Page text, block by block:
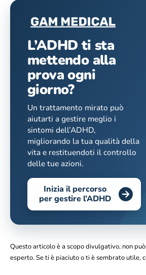
L’ADHD ti sta
mettendo alla
prova ogni
giorno?
Un trattamento mirato può
aiutarti a gestire meglio i
sintomi dell’ADHD,
migliorando la tua qualità della
vita e restituendoti il controllo
delle tue azioni.
Inizia il percorso
per gestire l’ADHD
Questo articolo è a scopo divulgativo, non
esperto. Se ti è piaciuto o ti è sembrato utile,